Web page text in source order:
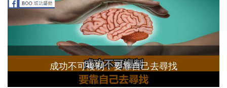
成功不可複制，要靠自己去尋找